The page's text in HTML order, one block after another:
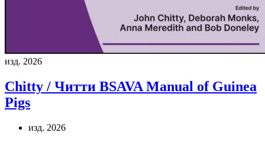
изд. 2026
Chitty / Читти BSAVA Manual of Guinea
Pigs
изд. 2026